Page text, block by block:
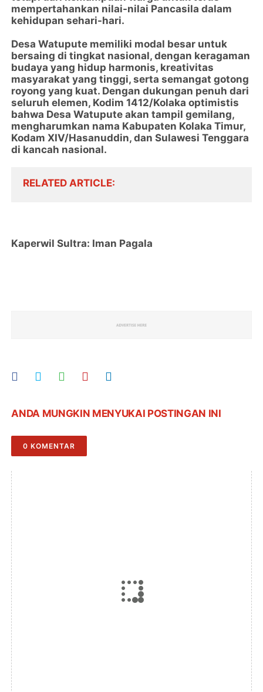
mempertahankan nilai-nilai Pancasila dalam
kehidupan sehari-hari.
Desa Watupute memiliki modal besar untuk
bersaing di tingkat nasional, dengan keragaman
budaya yang hidup harmonis, kreativitas
masyarakat yang tinggi, serta semangat gotong
royong yang kuat. Dengan dukungan penuh dari
seluruh elemen, Kodim 1412/Kolaka optimistis
bahwa Desa Watupute akan tampil gemilang,
mengharumkan nama Kabupaten Kolaka Timur,
Kodam XIV/Hasanuddin, dan Sulawesi Tenggara
di kancah nasional.
RELATED ARTICLE
Kaperwil Sultra: Iman Pagala
ANDA MUNGKIN MENYUKAI POSTINGAN INI
0 KOMENTAR